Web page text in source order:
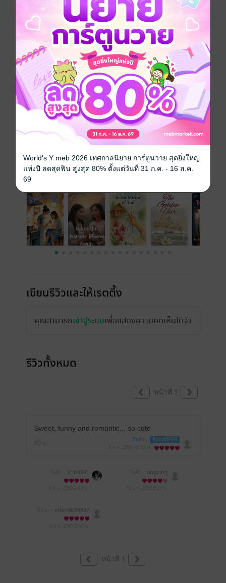
A sapphic romcom full of snark, sweetness, and the
slowest of burns.
Girl love / Yuri หนังสือแปล ตลก โรแมนติก
โรมานซ์ 18+
ประเภทไฟล์ pdf, epub(สารบัญ)
วันที่วางขาย 01 มิถุนายน 2568
ความยาว 122 หน้า (≈ 20,311 คำ)
เรื่องที่คุณน่าจะสนใจ
เขียนรีวิวและให้เรตติ้ง
คุณสามารถเข้าสู่ระบบเพื่อแสดงความคิดเห็นได้จ้า
รีวิวทั้งหมด
หน้าที่ 1
Sweet, funny and romantic... so cute
มีแล้ว - Roha0849
Erin4841 ongoing
orlandu96437
หน้าที่ 1
World's Y meb 2026 เทศกาลนิยาย การ์ตูนวาย สุดยิ่งใหญ่
แห่งปี ลดสุดฟิน สูงสุด 80% ตั้งแต่วันที่ 31 ก.ค. - 16 ส.ค.
69